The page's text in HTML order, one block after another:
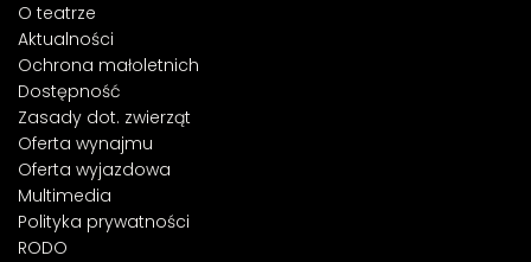
O teatrze
Aktualności
Ochrona małoletnich
Dostępność
Zasady dot. zwierząt
Oferta wynajmu
Oferta wyjazdowa
Multimedia
Polityka prywatności
RODO